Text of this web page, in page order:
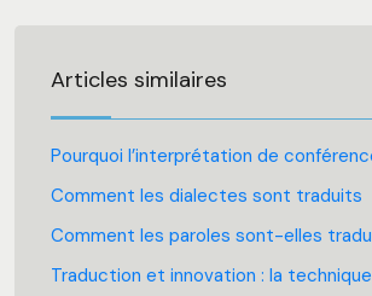
Articles similaires
Pourquoi l’interprétation de
Comment les dialectes sont traduits
Comment les paroles sont-elles
Traduction et innovation : la